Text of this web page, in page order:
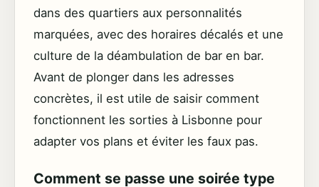
dans des quartiers aux personnalités
marquées, avec des horaires décalés et une
culture de la déambulation de bar en bar.
Avant de plonger dans les adresses
concrètes, il est utile de saisir comment
fonctionnent les sorties à Lisbonne pour
adapter vos plans et éviter les faux pas.
Comment se passe une soirée type